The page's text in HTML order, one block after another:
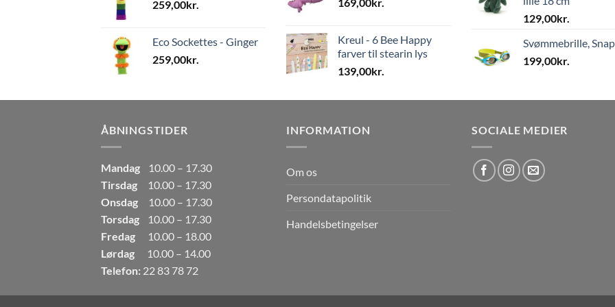
259,00kr.
Eco Sockettes - Ginger
259,00kr.
169,00kr.
Kreul - 6 Bee Happy
farver til stearin lys
139,00kr.
129,00kr.
Svømmebrille,
199,00kr.
ÅBNINGSTIDER
Mandag
10.00 – 17.30
Tirsdag
10.00 – 17.30
Onsdag
10.00 – 17.30
Torsdag
10.00 – 17.30
Fredag
10.00 – 18.00
Lørdag
10.00 – 14.00
Telefon: 22 83 78 72
INFORMATION
Om os
Persondatapolitik
Handelsbetingelser
SOCIALE MEDIER